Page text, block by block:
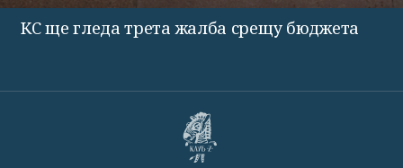
КС ще гледа трета жалба срещу бюджета